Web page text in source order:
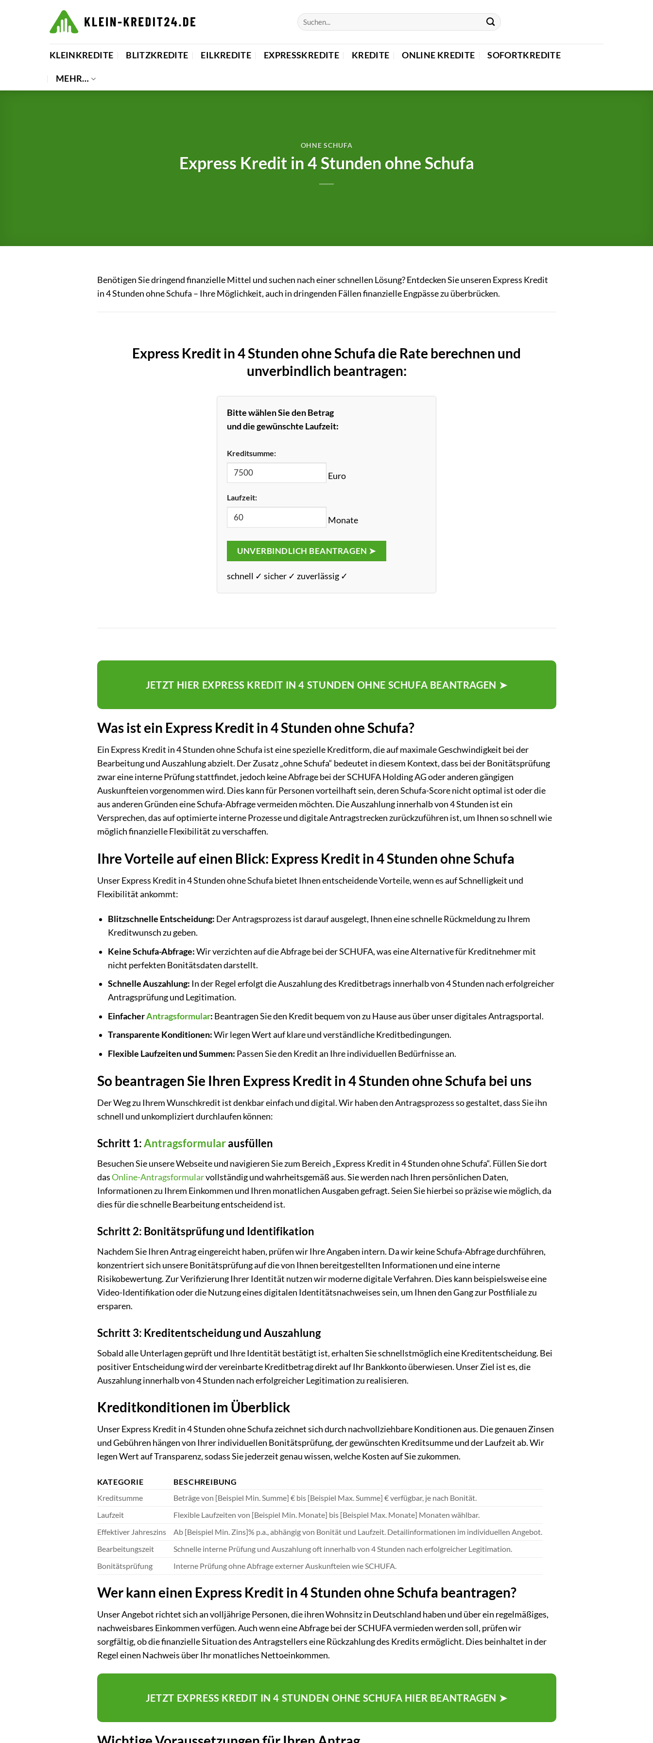
KLEINKREDITE BLITZKREDITE EILKREDITE EXPRESSKREDITE KREDITE ONLINE KREDITE SOFORTKREDITE
MEHR…
OHNE SCHUFA
Express Kredit in 4 Stunden ohne Schufa
Benötigen Sie dringend finanzielle Mittel und suchen nach einer schnellen Lösung? Entdecken Sie unseren Express Kredit
in 4 Stunden ohne Schufa – Ihre Möglichkeit, auch in dringenden Fällen finanzielle Engpässe zu überbrücken.
Express Kredit in 4 Stunden ohne Schufa die Rate berechnen und
unverbindlich beantragen:
Bitte wählen Sie den Betrag
und die gewünschte Laufzeit:
Kreditsumme:
Euro
Laufzeit:
Monate
UNVERBINDLICH BEANTRAGEN ➤
schnell ✓ sicher ✓ zuverlässig ✓
JETZT HIER EXPRESS KREDIT IN 4 STUNDEN OHNE SCHUFA BEANTRAGEN ➤
Was ist ein Express Kredit in 4 Stunden ohne Schufa?
Ein Express Kredit in 4 Stunden ohne Schufa ist eine spezielle Kreditform, die auf maximale Geschwindigkeit bei der
Bearbeitung und Auszahlung abzielt. Der Zusatz „ohne Schufa“ bedeutet in diesem Kontext, dass bei der Bonitätsprüfung
zwar eine interne Prüfung stattfindet, jedoch keine Abfrage bei der SCHUFA Holding AG oder anderen gängigen
Auskunfteien vorgenommen wird. Dies kann für Personen vorteilhaft sein, deren Schufa-Score nicht optimal ist oder die
aus anderen Gründen eine Schufa-Abfrage vermeiden möchten. Die Auszahlung innerhalb von 4 Stunden ist ein
Versprechen, das auf optimierte interne Prozesse und digitale Antragstrecken zurückzuführen ist, um Ihnen so schnell wie
möglich finanzielle Flexibilität zu verschaffen.
Ihre Vorteile auf einen Blick: Express Kredit in 4 Stunden ohne Schufa
Unser Express Kredit in 4 Stunden ohne Schufa bietet Ihnen entscheidende Vorteile, wenn es auf Schnelligkeit und
Flexibilität ankommt:
Blitzschnelle Entscheidung: Der Antragsprozess ist darauf ausgelegt, Ihnen eine schnelle Rückmeldung zu Ihrem
Kreditwunsch zu geben.
Keine Schufa-Abfrage:Wir verzichten auf die Abfrage bei der SCHUFA, was eine Alternative für Kreditnehmer mit
nicht perfekten Bonitätsdaten darstellt.
Schnelle Auszahlung: In der Regel erfolgt die Auszahlung des Kreditbetrags innerhalb von 4 Stunden nach erfolgreicher
Antragsprüfung und Legitimation.
EinfacherAntragsformular: Beantragen Sie den Kredit bequem von zu Hause aus über unser digitales Antragsportal.
Transparente Konditionen:Wir legen Wert auf klare und verständliche Kreditbedingungen.
Flexible Laufzeiten und Summen: Passen Sie den Kredit an Ihre individuellen Bedürfnisse an.
So beantragen Sie Ihren Express Kredit in 4 Stunden ohne Schufa bei uns
Der Weg zu Ihrem Wunschkredit ist denkbar einfach und digital. Wir haben den Antragsprozess so gestaltet, dass Sie ihn
schnell und unkompliziert durchlaufen können:
Schritt 1:Antragsformularausfüllen
Besuchen Sie unsere Webseite und navigieren Sie zum Bereich „Express Kredit in 4 Stunden ohne Schufa“. Füllen Sie dort
dasOnline-Antragsformularvollständig und wahrheitsgemäß aus. Sie werden nach Ihren persönlichen Daten,
Informationen zu Ihrem Einkommen und Ihren monatlichen Ausgaben gefragt. Seien Sie hierbei so präzise wie möglich, da
dies für die schnelle Bearbeitung entscheidend ist.
Schritt 2: Bonitätsprüfung und Identifikation
Nachdem Sie Ihren Antrag eingereicht haben, prüfen wir Ihre Angaben intern. Da wir keine Schufa-Abfrage durchführen,
konzentriert sich unsere Bonitätsprüfung auf die von Ihnen bereitgestellten Informationen und eine interne
Risikobewertung. Zur Verifizierung Ihrer Identität nutzen wir moderne digitale Verfahren. Dies kann beispielsweise eine
Video-Identifikation oder die Nutzung eines digitalen Identitätsnachweises sein, um Ihnen den Gang zur Postfiliale zu
ersparen.
Schritt 3: Kreditentscheidung und Auszahlung
Sobald alle Unterlagen geprüft und Ihre Identität bestätigt ist, erhalten Sie schnellstmöglich eine Kreditentscheidung. Bei
positiver Entscheidung wird der vereinbarte Kreditbetrag direkt auf Ihr Bankkonto überwiesen. Unser Ziel ist es, die
Auszahlung innerhalb von 4 Stunden nach erfolgreicher Legitimation zu realisieren.
Kreditkonditionen im Überblick
Unser Express Kredit in 4 Stunden ohne Schufa zeichnet sich durch nachvollziehbare Konditionen aus. Die genauen Zinsen
und Gebühren hängen von Ihrer individuellen Bonitätsprüfung, der gewünschten Kreditsumme und der Laufzeit ab. Wir
legen Wert auf Transparenz, sodass Sie jederzeit genau wissen, welche Kosten auf Sie zukommen.
KATEGORIE
BESCHREIBUNG
Kreditsumme
Beträge von [Beispiel Min. Summe] € bis [Beispiel Max. Summe] € verfügbar, je nach Bonität.
Laufzeit
Flexible Laufzeiten von [Beispiel Min. Monate] bis [Beispiel Max. Monate] Monaten wählbar.
Effektiver Jahreszins
Ab [Beispiel Min. Zins]% p.a., abhängig von Bonität und Laufzeit. Detailinformationen im individuellen Angebot.
Bearbeitungszeit
Schnelle interne Prüfung und Auszahlung oft innerhalb von 4 Stunden nach erfolgreicher Legitimation.
Bonitätsprüfung
Interne Prüfung ohne Abfrage externer Auskunfteien wie SCHUFA.
Wer kann einen Express Kredit in 4 Stunden ohne Schufa beantragen?
Unser Angebot richtet sich an volljährige Personen, die ihren Wohnsitz in Deutschland haben und über ein regelmäßiges,
nachweisbares Einkommen verfügen. Auch wenn eine Abfrage bei der SCHUFA vermieden werden soll, prüfen wir
sorgfältig, ob die finanzielle Situation des Antragstellers eine Rückzahlung des Kredits ermöglicht. Dies beinhaltet in der
Regel einen Nachweis über Ihr monatliches Nettoeinkommen.
JETZT EXPRESS KREDIT IN 4 STUNDEN OHNE SCHUFA HIER BEANTRAGEN ➤